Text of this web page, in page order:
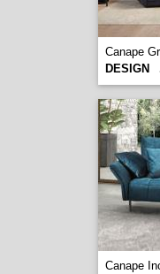
Canape
DESIGN
Canape